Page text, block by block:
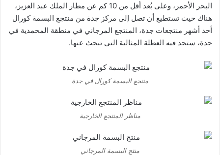
البحر الأحمر، وعلى بُعد أقل من 10 كم عن مطار الملك عبد العزيز،
هناك حيث تستطيع أن تصل إلى مركز جدة من منتجع البسمة كورال
أحد أشهر منتجعات جدة، المنتجع المرجاني في منطقة المحمدية في
جدة، ستجد فيه العطلة المثالية التي تبحث عنها.
منتجع البسمة كورال في جدة
مناظر المنتجع الخارجية
منتج البسمة المرجاني